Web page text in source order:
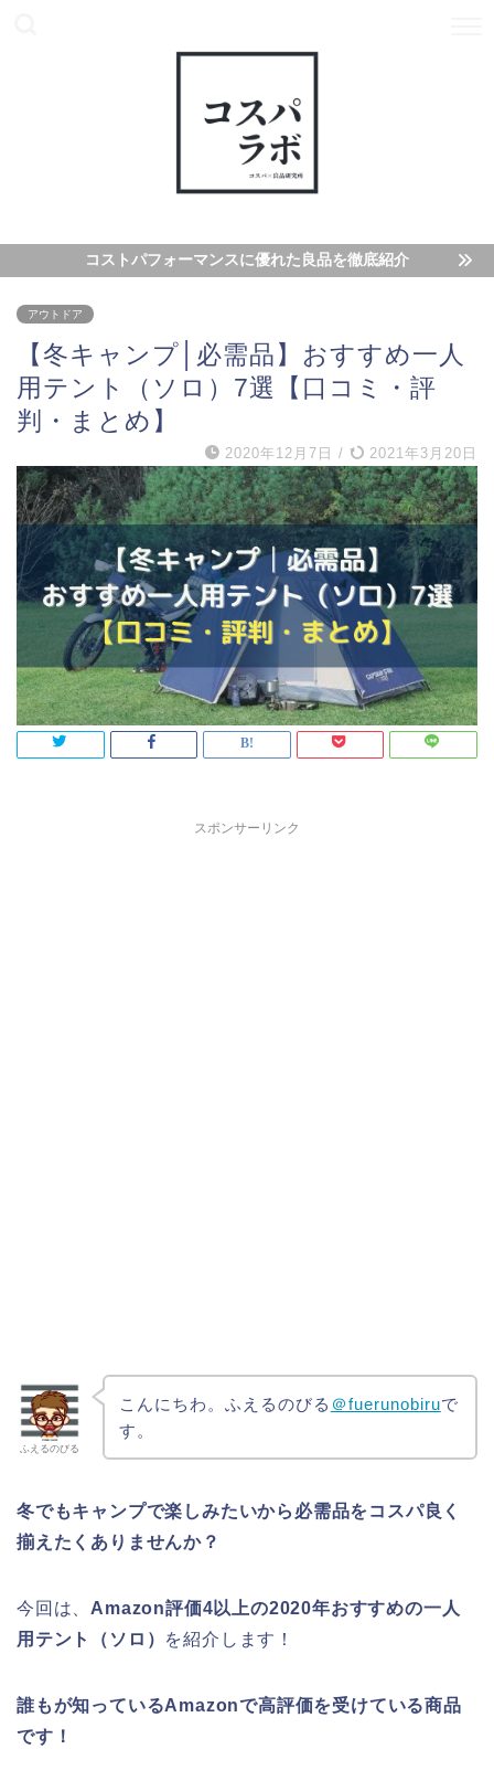
コストパフォーマンスに優れた良品を徹底紹介
アウトドア
【冬キャンプ│必需品】おすすめ一人
用テント（ソロ）7選【口コミ・評
判・まとめ】
2020年12月7日 / 2021年3月20日
スポンサーリンク
ふえるのびる
こんにちわ。ふえるのびる ＠fuerunobiruで
す。
冬でもキャンプで楽しみたいから必需品をコスパ良く
揃えたくありませんか？
今回は、 Amazon評価4以上の2020年おすすめの一人
用テント（ソロ） を紹介します！
誰もが知っているAmazonで高評価を受けている商品
です！